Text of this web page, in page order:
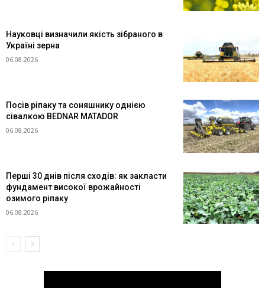
Науковці визначили якість зібраного в
Україні зерна
06.08.2026
Посів ріпаку та соняшнику однією
сівалкою BEDNAR MATADOR
06.08.2026
Перші 30 днів після сходів: як закласти
фундамент високої врожайності
озимого ріпаку
06.08.2026